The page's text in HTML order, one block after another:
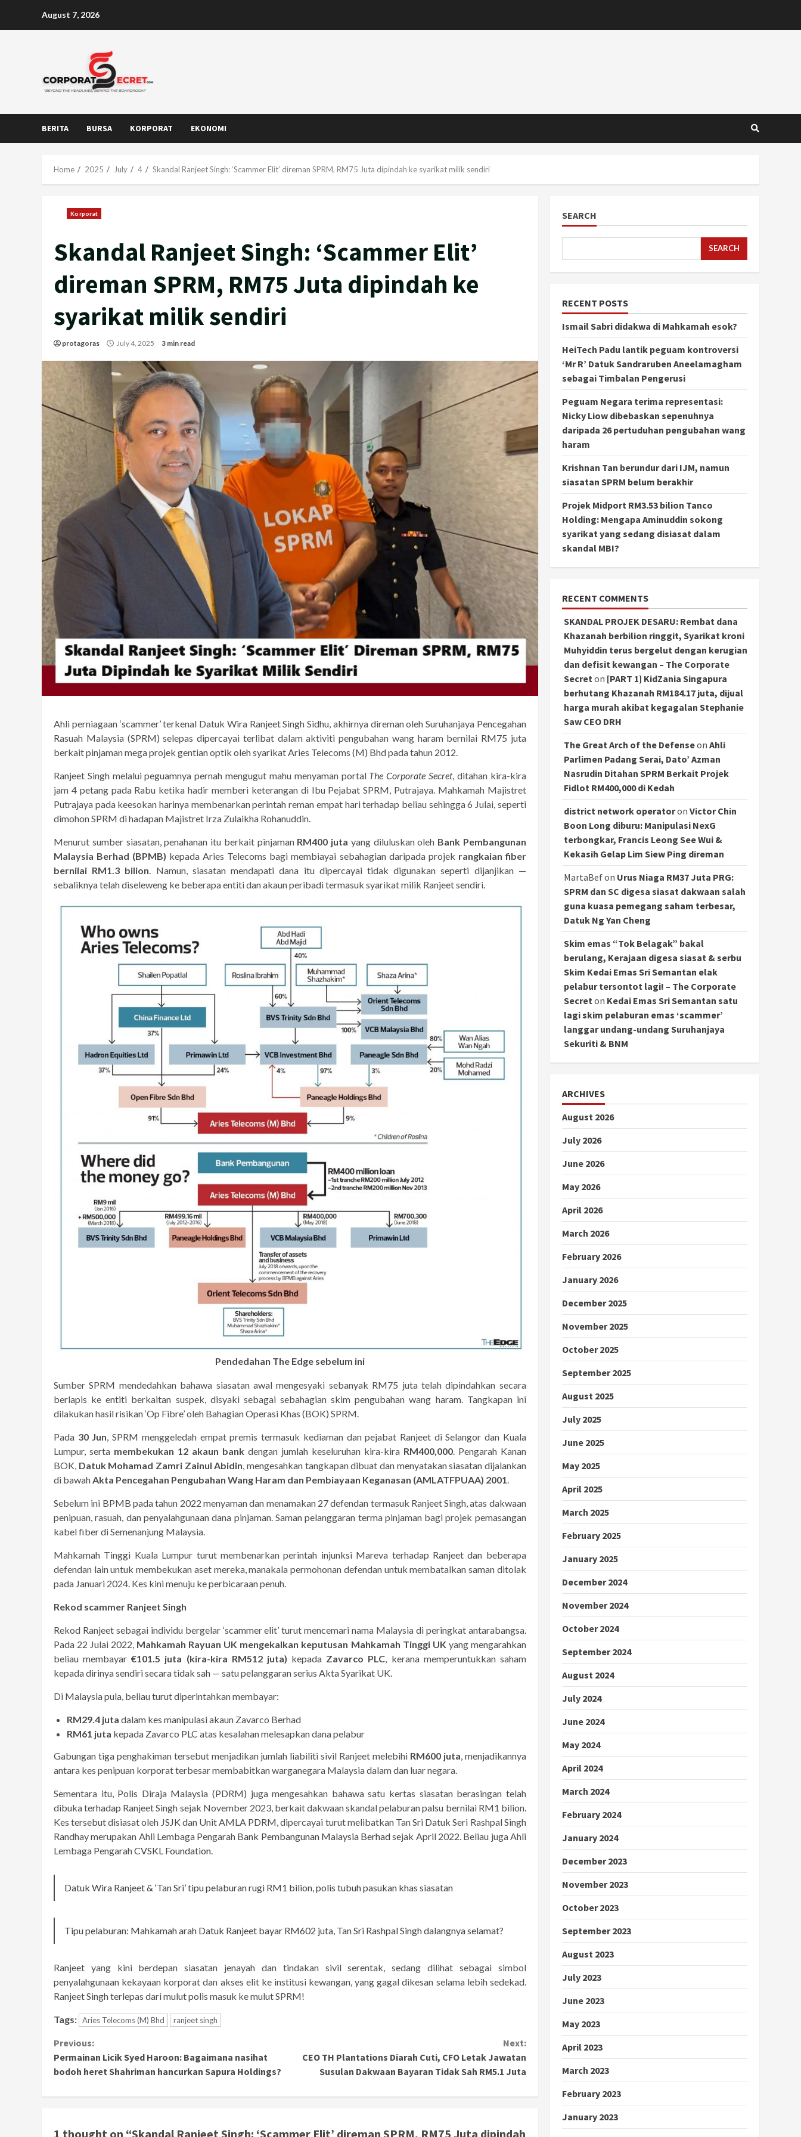
August 7, 2026
BERITA BURSA KORPORAT EKONOMI
Home 2025 July 4 Skandal Ranjeet Singh: ‘Scammer Elit’ direman SPRM, RM75 Juta dipindah ke syarikat milik sendiri
Korporat
Skandal Ranjeet Singh: ‘Scammer Elit’
direman SPRM, RM75 Juta dipindah ke
syarikat milik sendiri
protagoras July 4, 2025 3 min read
Ahli perniagaan ‘scammer’ terkenal Datuk Wira Ranjeet Singh Sidhu, akhirnya direman oleh Suruhanjaya Pencegahan
Rasuah Malaysia (SPRM) selepas dipercayai terlibat dalam aktiviti pengubahan wang haram bernilai RM75 juta
berkait pinjaman mega projek gentian optik oleh syarikat Aries Telecoms (M) Bhd pada tahun 2012.
Ranjeet Singh melalui peguamnya pernah mengugut mahu menyaman portal The Corporate Secret, ditahan kira-kira
jam 4 petang pada Rabu ketika hadir memberi keterangan di Ibu Pejabat SPRM, Putrajaya. Mahkamah Majistret
Putrajaya pada keesokan harinya membenarkan perintah reman empat hari terhadap beliau sehingga 6 Julai, seperti
dimohon SPRM di hadapan Majistret Irza Zulaikha Rohanuddin.
Menurut sumber siasatan, penahanan itu berkait pinjaman RM400 juta yang diluluskan oleh Bank Pembangunan
Malaysia Berhad (BPMB) kepada Aries Telecoms bagi membiayai sebahagian daripada projek rangkaian fiber
bernilai RM1.3 bilion. Namun, siasatan mendapati dana itu dipercayai tidak digunakan seperti dijanjikan —
sebaliknya telah diseleweng ke beberapa entiti dan akaun peribadi termasuk syarikat milik Ranjeet sendiri.
Pendedahan The Edge sebelum ini
Sumber SPRM mendedahkan bahawa siasatan awal mengesyaki sebanyak RM75 juta telah dipindahkan secara
berlapis ke entiti berkaitan suspek, disyaki sebagai sebahagian skim pengubahan wang haram. Tangkapan ini
dilakukan hasil risikan ‘Op Fibre’ oleh Bahagian Operasi Khas (BOK) SPRM.
Pada 30 Jun, SPRM menggeledah empat premis termasuk kediaman dan pejabat Ranjeet di Selangor dan Kuala
Lumpur, serta membekukan 12 akaun bankdengan jumlah keseluruhan kira-kira RM400,000. Pengarah Kanan
BOK, Datuk Mohamad Zamri Zainul Abidin, mengesahkan tangkapan dibuat dan menyatakan siasatan dijalankan
di bawahAkta Pencegahan Pengubahan Wang Haram dan Pembiayaan Keganasan (AMLATFPUAA) 2001.
Sebelum ini BPMB pada tahun 2022 menyaman dan menamakan 27 defendan termasuk Ranjeet Singh, atas dakwaan
penipuan, rasuah, dan penyalahgunaan dana pinjaman. Saman pelanggaran terma pinjaman bagi projek pemasangan
kabel fiber di Semenanjung Malaysia.
Mahkamah Tinggi Kuala Lumpur turut membenarkan perintah injunksi Mareva terhadap Ranjeet dan beberapa
defendan lain untuk membekukan aset mereka, manakala permohonan defendan untuk membatalkan saman ditolak
pada Januari 2024. Kes kini menuju ke perbicaraan penuh.
Rekod scammer Ranjeet Singh
Rekod Ranjeet sebagai individu bergelar ‘scammer elit’ turut mencemari nama Malaysia di peringkat antarabangsa.
Pada 22 Julai 2022, Mahkamah Rayuan UK mengekalkan keputusan Mahkamah Tinggi UK yang mengarahkan
beliau membayar€101.5 juta (kira-kira RM512 juta) kepada Zavarco PLC, kerana memperuntukkan saham
kepada dirinya sendiri secara tidak sah — satu pelanggaran serius Akta Syarikat UK.
Di Malaysia pula, beliau turut diperintahkan membayar:
RM29.4 juta dalam kes manipulasi akaun Zavarco Berhad
RM61 juta kepada Zavarco PLC atas kesalahan melesapkan dana pelabur
Gabungan tiga penghakiman tersebut menjadikan jumlah liabiliti sivil Ranjeet melebihi RM600 juta, menjadikannya
antara kes penipuan korporat terbesar membabitkan warganegara Malaysia dalam dan luar negara.
Sementara itu, Polis Diraja Malaysia (PDRM) juga mengesahkan bahawa satu kertas siasatan berasingan telah
dibuka terhadap Ranjeet Singh sejak November 2023, berkait dakwaan skandal pelaburan palsu bernilai RM1 bilion.
Kes tersebut disiasat oleh JSJK dan Unit AMLA PDRM, dipercayai turut melibatkan Tan Sri Datuk Seri Rashpal Singh
Randhay merupakan Ahli Lembaga Pengarah Bank Pembangunan Malaysia Berhadsejak April 2022. Beliau juga Ahli
Lembaga PengarahCVSKL Foundation.
Datuk Wira Ranjeet & ‘Tan Sri’ tipu pelaburan rugi RM1 bilion, polis tubuh pasukan khas siasatan
Tipu pelaburan: Mahkamah arah Datuk Ranjeet bayar RM602 juta, Tan Sri Rashpal Singh dalangnya selamat?
Ranjeet yang kini berdepan siasatan jenayah dan tindakan sivil serentak, sedang dilihat sebagai simbol
penyalahgunaan kekayaan korporat dan akses elit ke institusi kewangan, yang gagal dikesan selama lebih sedekad.
Ranjeet Singh terlepas dari mulut polis masuk ke mulut SPRM!
Tags: Aries Telecoms (M) Bhd ranjeet singh
Continue
Reading
Previous:
Permainan Licik Syed Haroon: Bagaimana nasihat
bodoh heret Shahriman hancurkan Sapura Holdings?
Next:
CEO TH Plantations Diarah Cuti, CFO Letak Jawatan
Susulan Dakwaan Bayaran Tidak Sah RM5.1 Juta
1 thought on “Skandal Ranjeet Singh: ‘Scammer Elit’ direman SPRM, RM75 Juta dipindah
SEARCH
SEARCH
RECENT POSTS
Ismail Sabri didakwa di Mahkamah esok?
HeiTech Padu lantik peguam kontroversi
‘Mr R’ Datuk Sandraruben Aneelamagham
sebagai Timbalan Pengerusi
Peguam Negara terima representasi:
Nicky Liow dibebaskan sepenuhnya
daripada 26 pertuduhan pengubahan wang
haram
Krishnan Tan berundur dari IJM, namun
siasatan SPRM belum berakhir
Projek Midport RM3.53 bilion Tanco
Holding: Mengapa Aminuddin sokong
syarikat yang sedang disiasat dalam
skandal MBI?
RECENT COMMENTS
SKANDAL PROJEK DESARU: Rembat dana
Khazanah berbilion ringgit, Syarikat kroni
Muhyiddin terus bergelut dengan kerugian
dan defisit kewangan – The Corporate
Secret on [PART 1] KidZania Singapura
berhutang Khazanah RM184.17 juta, dijual
harga murah akibat kegagalan Stephanie
Saw CEO DRH
The Great Arch of the Defenseon Ahli
Parlimen Padang Serai, Dato’ Azman
Nasrudin Ditahan SPRM Berkait Projek
Fidlot RM400,000 di Kedah
district network operatoron Victor Chin
Boon Long diburu: Manipulasi NexG
terbongkar, Francis Leong See Wui &
Kekasih Gelap Lim Siew Ping direman
MartaBefon Urus Niaga RM37 Juta PRG:
SPRM dan SC digesa siasat dakwaan salah
guna kuasa pemegang saham terbesar,
Datuk Ng Yan Cheng
Skim emas “Tok Belagak” bakal
berulang, Kerajaan digesa siasat & serbu
Skim Kedai Emas Sri Semantan elak
pelabur tersontot lagi! – The Corporate
Secret on Kedai Emas Sri Semantan satu
lagi skim pelaburan emas ‘scammer’
langgar undang-undang Suruhanjaya
Sekuriti & BNM
ARCHIVES
August 2026
July 2026
June 2026
May 2026
April 2026
March 2026
February 2026
January 2026
December 2025
November 2025
October 2025
September 2025
August 2025
July 2025
June 2025
May 2025
April 2025
March 2025
February 2025
January 2025
December 2024
November 2024
October 2024
September 2024
August 2024
July 2024
June 2024
May 2024
April 2024
March 2024
February 2024
January 2024
December 2023
November 2023
October 2023
September 2023
August 2023
July 2023
June 2023
May 2023
April 2023
March 2023
February 2023
January 2023